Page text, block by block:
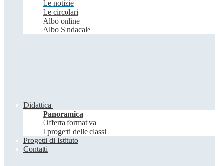
Le notizie
Le circolari
Albo online
Albo Sindacale
Didattica
Panoramica
Offerta formativa
I progetti delle classi
Progetti di Istituto
Contatti